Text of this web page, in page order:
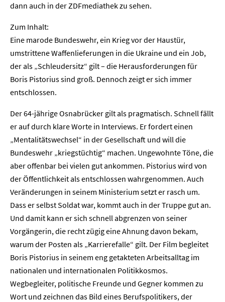
dann auch in der ZDFmediathek zu sehen.
Zum Inhalt:
Eine marode Bundeswehr, ein Krieg vor der Haustür,
umstrittene Waffenlieferungen in die Ukraine und ein Job,
der als „Schleudersitz“ gilt – die Herausforderungen für
Boris Pistorius sind groß. Dennoch zeigt er sich immer
entschlossen.
Der 64-jährige Osnabrücker gilt als pragmatisch. Schnell fällt
er auf durch klare Worte in Interviews. Er fordert einen
„Mentalitätswechsel“ in der Gesellschaft und will die
Bundeswehr „kriegstüchtig“ machen. Ungewohnte Töne, die
aber offenbar bei vielen gut ankommen. Pistorius wird von
der Öffentlichkeit als entschlossen wahrgenommen. Auch
Veränderungen in seinem Ministerium setzt er rasch um.
Dass er selbst Soldat war, kommt auch in der Truppe gut an.
Und damit kann er sich schnell abgrenzen von seiner
Vorgängerin, die recht zügig eine Ahnung davon bekam,
warum der Posten als „Karrierefalle“ gilt. Der Film begleitet
Boris Pistorius in seinem eng getakteten Arbeitsalltag im
nationalen und internationalen Politikkosmos.
Wegbegleiter, politische Freunde und Gegner kommen zu
Wort und zeichnen das Bild eines Berufspolitikers, der